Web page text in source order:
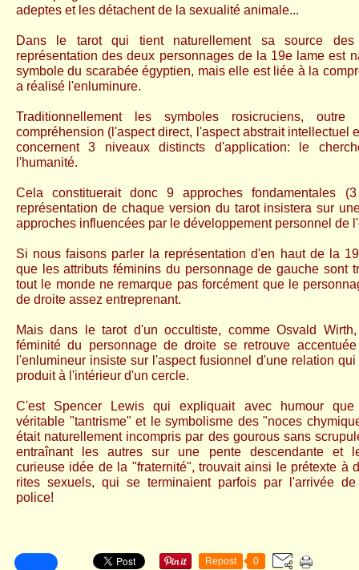
adeptes et les détachent de la sexualité animale...
Dans le tarot qui tient naturellement sa source
représentation des deux personnages de la 19e lame est
symbole du scarabée égyptien, mais elle est liée à la
a réalisé l'enluminure.
Traditionnellement les symboles rosicruciens,
compréhension (l'aspect direct, l'aspect abstrait intellectuel
concernent 3 niveaux distincts d'application: le
l'humanité.
Cela constituerait donc 9 approches fondamentales
représentation de chaque version du tarot insistera sur
approches influencées par le développement personnel de
Si nous faisons parler la représentation d'en haut de la
que les attributs féminins du personnage de gauche sont
tout le monde ne remarque pas forcément que le
de droite assez entreprenant.
Mais dans le tarot d'un occultiste, comme Osvald
féminité du personnage de droite se retrouve
l'enlumineur insiste sur l'aspect fusionnel d'une relation qui
produit à l'intérieur d'un cercle.
C'est Spencer Lewis qui expliquait avec humour
véritable "tantrisme" et le symbolisme des "noces
était naturellement incompris par des gourous sans
entraînant les autres sur une pente descendante et l
curieuse idée de la "fraternité", trouvait ainsi le prétexte à
rites sexuels, qui se terminaient parfois par l'arrivée
police!
Repost 0